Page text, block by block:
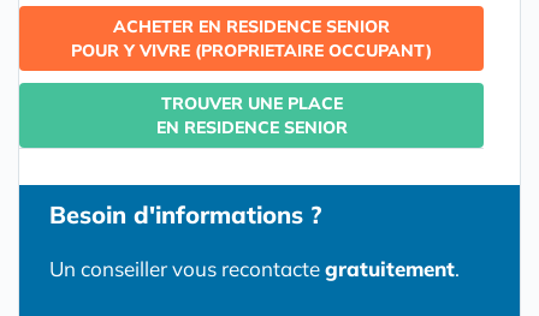
ACHETER EN RESIDENCE SENIOR
POUR Y VIVRE (PROPRIETAIRE OCCUPANT)
TROUVER UNE PLACE
EN RESIDENCE SENIOR
Besoin d'informations ?
Un conseiller vous recontactegratuitement.